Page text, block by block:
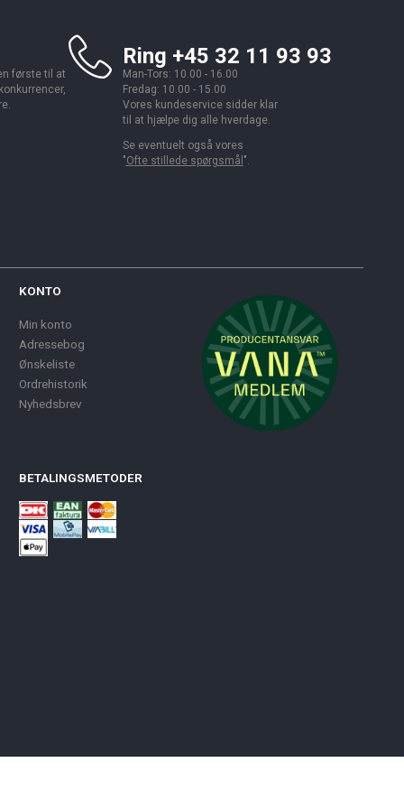
første til at
Ring +45 32 11 93 93
Man-Tors: 10.00 - 16.00
Fredag: 10.00 - 15.00
Vores kundeservice sidder klar
til at hjælpe dig alle hverdage.
Se eventuelt også vores
"Ofte stillede spørgsmål ".
KONTO
Min konto
Adressebog
Ønskeliste
Ordrehistorik
Nyhedsbrev
BETALINGSMETODER